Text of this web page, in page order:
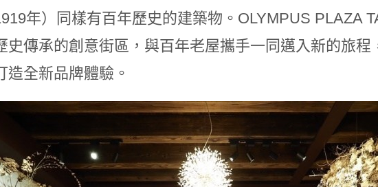
年）同樣有百年歷史的建築物。OLYMPUS PLAZA
史傳承的創意街區，與百年老屋攜手一同邁入新的旅程
造全新品牌體驗。